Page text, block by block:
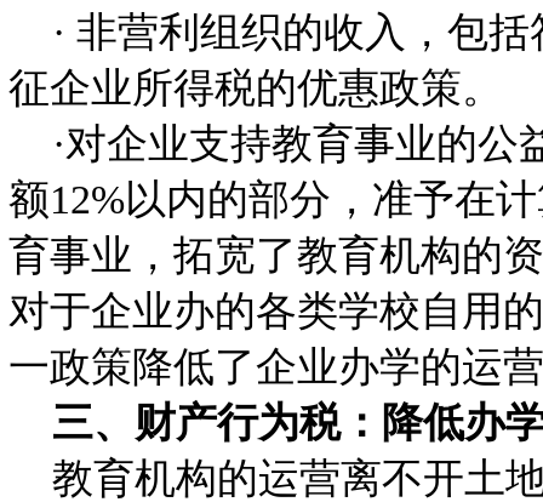
· 非营利组织的收入，包括
征企业所得税的优惠政策。
·对企业支持教育事业的公
额12%以内的部分，准予在
育事业，拓宽了教育机构的
对于企业办的各类学校自用
一政策降低了企业办学的运
三、财产行为税：降低办
教育机构的运营离不开土